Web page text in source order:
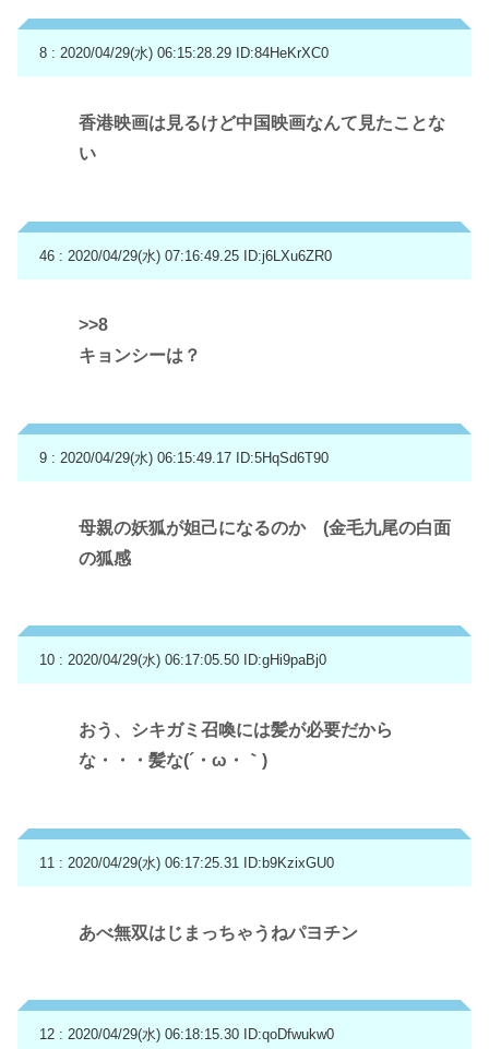
8 : 2020/04/29(水) 06:15:28.29 ID:84HeKrXC0
香港映画は見るけど中国映画なんて見たことな
い
46 : 2020/04/29(水) 07:16:49.25 ID:j6LXu6ZR0
>>8
キョンシーは？
9 : 2020/04/29(水) 06:15:49.17 ID:5HqSd6T90
母親の妖狐が妲己になるのか (金毛九尾の白面
の狐感
10 : 2020/04/29(水) 06:17:05.50 ID:gHi9paBj0
おう、シキガミ召喚には髪が必要だから
な・・・髪な(´・ω・｀)
11 : 2020/04/29(水) 06:17:25.31 ID:b9KzixGU0
あべ無双はじまっちゃうねパヨチン
12 : 2020/04/29(水) 06:18:15.30 ID:qoDfwukw0